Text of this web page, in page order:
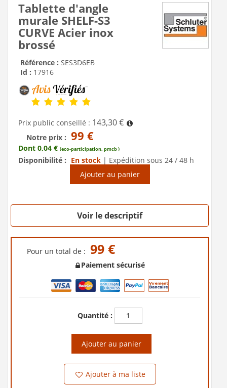
Tablette d'angle
murale SHELF-S3
CURVE Acier inox
brossé
Référence : SES3D6EB
Id : 17916
Prix public conseillé : 143,30 €
Notre prix : 99 €
Dont 0,04 € (eco-participation, pmcb )
Disponibilité : En stock | Expédition sous 24 / 48 h
Ajouter au panier
Voir le descriptif
Pour un total de : 99 €
Paiement sécurisé
Quantité :
Ajouter au panier
Ajouter à ma liste